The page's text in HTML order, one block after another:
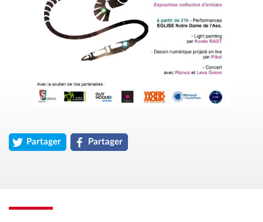
Partager
l'article « Lez&rsquo;arts Nocturnes &#8211; Konte Rast
Partager
l'article « Lez&rsquo;arts Nocturnes &#8211;